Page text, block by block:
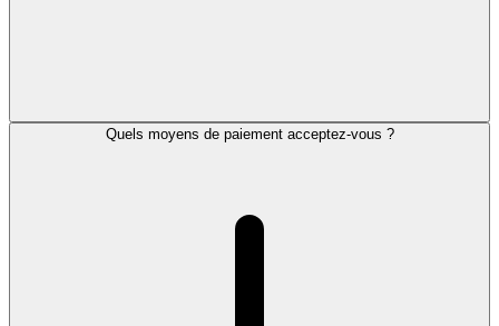
Quels moyens de paiement acceptez-vous ?